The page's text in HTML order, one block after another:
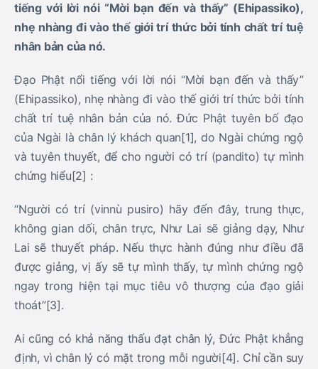
tiếng với lời nói “Mời bạn đến và thấy” (Ehipassiko),
nhẹ nhàng đi vào thế giới trí thức bởi tính chất trí tuệ
nhân bản của nó.
Đạo Phật nổi tiếng với lời nói “Mời bạn đến và thấy”
(Ehipassiko), nhẹ nhàng đi vào thế giới trí thức bởi tính
chất trí tuệ nhân bản của nó. Đức Phật tuyên bố đạo
của Ngài là chân lý khách quan[1], do Ngài chứng ngộ
và tuyên thuyết, để cho người có trí (pandito) tự mình
chứng hiểu[2] :
“Người có trí (vinnù pusiro) hãy đến đây, trung thực,
không gian dối, chân trực, Như Lai sẽ giảng dạy, Như
Lai sẽ thuyết pháp. Nếu thực hành đúng như điều đã
được giảng, vị ấy sẽ tự mình thấy, tự mình chứng ngộ
ngay trong hiện tại mục tiêu vô thượng của đạo giải
thoát”[3].
Ai cũng có khả năng thấu đạt chân lý, Đức Phật khẳng
định, vì chân lý có mặt trong mỗi người[4]. Chỉ cần suy